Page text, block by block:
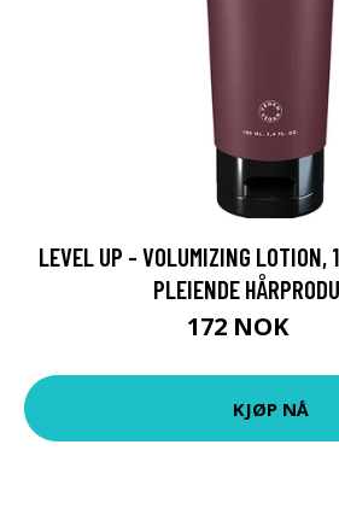
LEVEL UP - VOLUMIZING LOTION,
PLEIENDE
172 NOK
KJØP NÅ